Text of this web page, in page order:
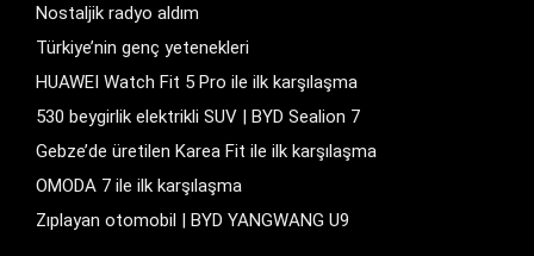
Nostaljik radyo aldım
Türkiye’nin genç yetenekleri
HUAWEI Watch Fit 5 Pro ile ilk karşılaşma
530 beygirlik elektrikli SUV | BYD Sealion 7
Gebze’de üretilen Karea Fit ile ilk karşılaşma
OMODA 7 ile ilk karşılaşma
Zıplayan otomobil | BYD YANGWANG U9